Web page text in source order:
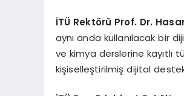
İTÜ Rektörü Prof. Dr.
aynı anda kullanılacak bir
ve kimya derslerine kayıtlı
kişiselleştirilmiş dijital